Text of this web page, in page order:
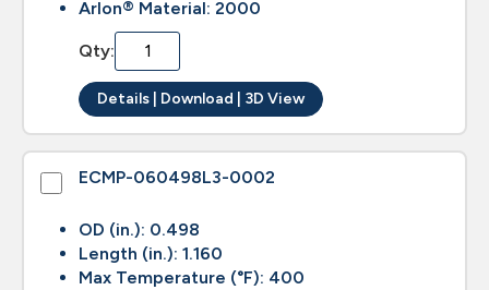
Arlon® Material: 2000
Qty:
Details | Download | 3D View
ECMP-060498L3-0002
OD (in.): 0.498
Length (in.): 1.160
Max Temperature (°F): 400